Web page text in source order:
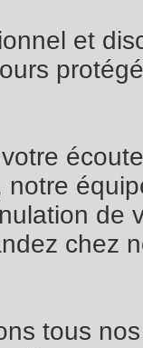
et
votre
notre
de
chez
tous